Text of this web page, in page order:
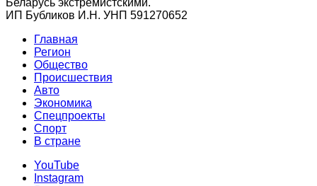
ИП Бубликов И.Н. УНП 591270652
Главная
Регион
Общество
Происшествия
Авто
Экономика
Спецпроекты
Cпорт
В стране
YouTube
Instagram